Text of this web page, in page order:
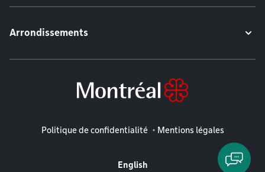
Arrondissements
Mentions légales
Politique de confidentialité Mentions légales
English